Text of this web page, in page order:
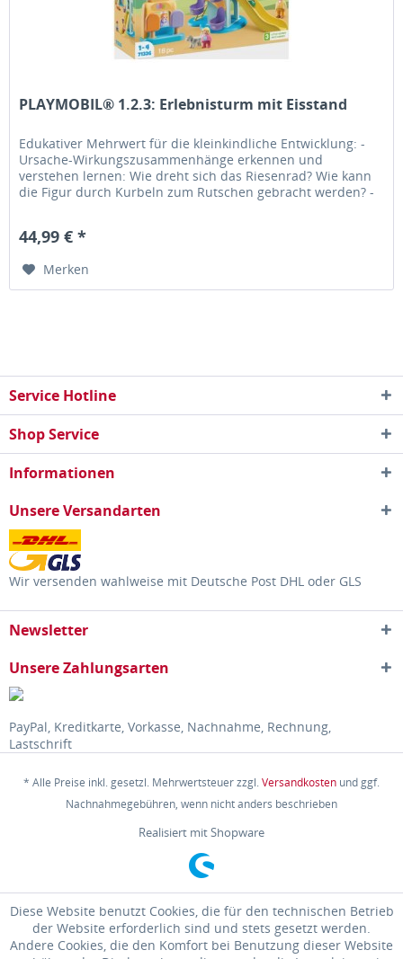
PLAYMOBIL® 1.2.3: Erlebnisturm mit Eisstand
Edukativer Mehrwert für die kleinkindliche Entwicklung: -
Ursache-Wirkungszusammenhänge erkennen und
verstehen lernen: Wie dreht sich das Riesenrad? Wie kann
die Figur durch Kurbeln zum Rutschen gebracht werden? -
44,99 € *
Merken
Service Hotline
Shop Service
Informationen
Unsere Versandarten
Wir versenden wahlweise mit Deutsche Post DHL oder GLS
Newsletter
Unsere Zahlungsarten
PayPal, Kreditkarte, Vorkasse, Nachnahme, Rechnung,
Lastschrift
* Alle Preise inkl. gesetzl. Mehrwertsteuer zzgl.Versandkosten und ggf.
Nachnahmegebühren, wenn nicht anders beschrieben
Realisiert mit Shopware
Diese Website benutzt Cookies, die für den technischen Betrieb
der Website erforderlich sind und stets gesetzt werden.
Andere Cookies, die den Komfort bei Benutzung dieser Website